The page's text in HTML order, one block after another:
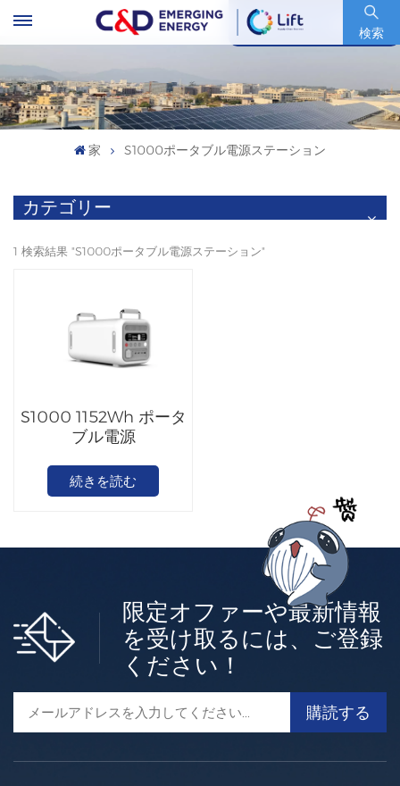
検索
銘柄コード : 600153.SH
家 S1000ポータブル電源ステーション
カテゴリー
1 検索結果 "S1000ポータブル電源ステーション"
S1000 1152Wh ポータ
ブル電源
続きを読む
限定オファーや最新情報
を受け取るには、ご登録
ください！